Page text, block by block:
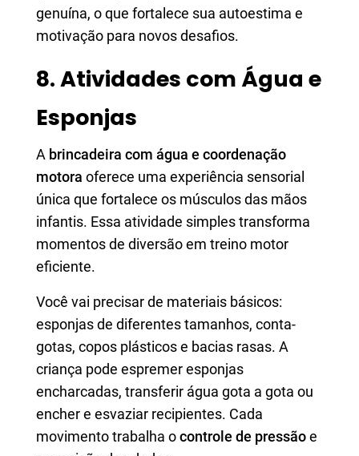
genuína, o que fortalece sua autoestima e
motivação para novos desafios.
8. Atividades com Água e
Esponjas
A brincadeira com água e coordenação
motora oferece uma experiência sensorial
única que fortalece os músculos das mãos
infantis. Essa atividade simples transforma
momentos de diversão em treino motor
eficiente.
Você vai precisar de materiais básicos:
esponjas de diferentes tamanhos, conta-
gotas, copos plásticos e bacias rasas. A
criança pode espremer esponjas
encharcadas, transferir água gota a gota ou
encher e esvaziar recipientes. Cada
movimento trabalha ocontrole de pressãoe